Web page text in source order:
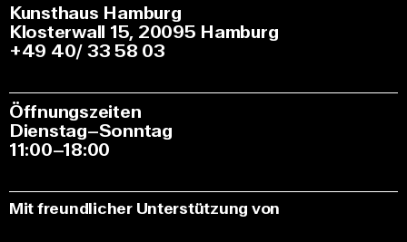
Kunsthaus Hamburg
Klosterwall 15, 20095 Hamburg
+49 40/ 33 58 03
Öffnungszeiten
Dienstag–Sonntag
11:00–18:00
Mit freundlicher Unterstützung von